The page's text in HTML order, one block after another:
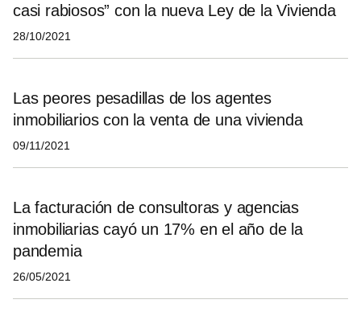
casi rabiosos” con la nueva Ley de la Vivienda
28/10/2021
Las peores pesadillas de los agentes
inmobiliarios con la venta de una vivienda
09/11/2021
La facturación de consultoras y agencias
inmobiliarias cayó un 17% en el año de la
pandemia
26/05/2021